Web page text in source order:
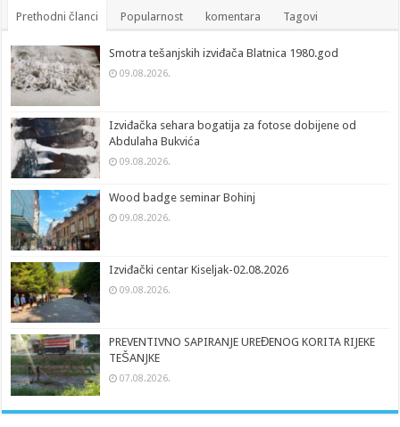
Prethodni članci Popularnost komentara Tagovi
Smotra tešanjskih izviđača Blatnica 1980.god
09.08.2026.
Izviđačka sehara bogatija za fotose dobijene od
Abdulaha Bukvića
09.08.2026.
Wood badge seminar Bohinj
09.08.2026.
Izviđački centar Kiseljak-02.08.2026
09.08.2026.
PREVENTIVNO SAPIRANJE UREĐENOG KORITA RIJEKE
TEŠANJKE
07.08.2026.